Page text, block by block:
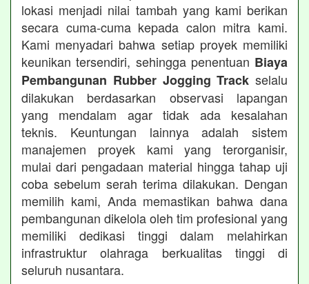
lokasi menjadi nilai tambah yang kami berikan
secara cuma-cuma kepada calon mitra kami.
Kami menyadari bahwa setiap proyek memiliki
keunikan tersendiri, sehingga penentuan Biaya
Pembangunan Rubber Jogging Track selalu
dilakukan berdasarkan observasi lapangan
yang mendalam agar tidak ada kesalahan
teknis. Keuntungan lainnya adalah sistem
manajemen proyek kami yang terorganisir,
mulai dari pengadaan material hingga tahap uji
coba sebelum serah terima dilakukan. Dengan
memilih kami, Anda memastikan bahwa dana
pembangunan dikelola oleh tim profesional yang
memiliki dedikasi tinggi dalam melahirkan
infrastruktur olahraga berkualitas tinggi di
seluruh nusantara.